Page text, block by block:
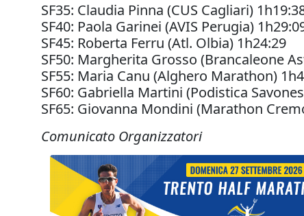
SF35: Claudia Pinna (CUS Cagliari)
SF40: Paola Garinei (AVIS Perugia)
SF45: Roberta Ferru (Atl. Olbia) 1h24:29
SF50: Margherita Grosso (Brancaleone
SF55: Maria Canu (Alghero Marathon)
SF60: Gabriella Martini (Podistica
SF65: Giovanna Mondini (Marathon
Comunicato Organizzatori